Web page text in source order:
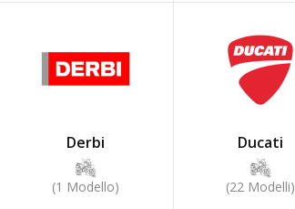
Derbi
(1 Modello)
Ducati
(22 Modelli)